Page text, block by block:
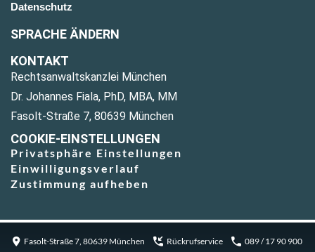
Datenschutz
SPRACHE ÄNDERN
KONTAKT
Rechtsanwaltskanzlei München
Dr. Johannes Fiala, PhD, MBA, MM
Fasolt-Straße 7, 80639 München
COOKIE-EINSTELLUNGEN
Privatsphäre Einstellungen
Einwilligungsverlauf
Zustimmung aufheben
Fasolt-Straße 7, 80639 München Rückrufservice 089 / 17 90 900